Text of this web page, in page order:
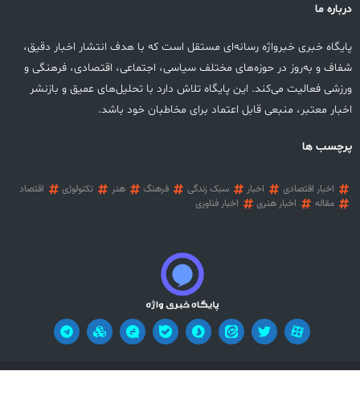
درباره ما
پایگاه خبری خبرواژه رسانه‌ای مستقل است که با هدف انتشار اخبار دقیق،
شفاف و به‌روز در حوزه‌های مختلف سیاسی، اجتماعی، اقتصادی، فرهنگی و
ورزشی فعالیت می‌کند. این پایگاه تلاش دارد با تحلیل‌های عمیق و بازنشر
اخبار معتبر، منبعی قابل اعتماد برای مخاطبان خود باشد.
پرچسب ها
اخبار اقتصادی اخبار سبک زندگی فرهنگ هنر تکنولوژی
اقتصاد
مقاله
اخبار هنری اخبار فناوری